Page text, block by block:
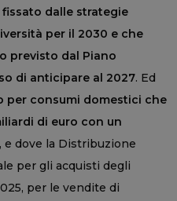
dalle strategie
per il 2030 e che
previsto dal Piano
di anticipare al 2027. Ed
per consumi domestici che
di euro con un
, e dove la Distribuzione
per gli acquisti degli
per le vendite di